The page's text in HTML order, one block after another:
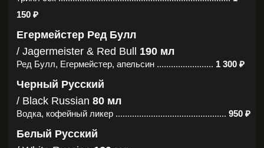
Паровые
Закуски
Бар